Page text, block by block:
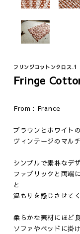
Fashion
フリンジコットンクロス.1
Fringe
From : France
ブラウンとホワイト
ヴィンテージのマル
シンプルで素朴なデ
ファブリックと両端
と
温もりを感じさせて
柔らかな素材にほど
ソファやベッドに掛